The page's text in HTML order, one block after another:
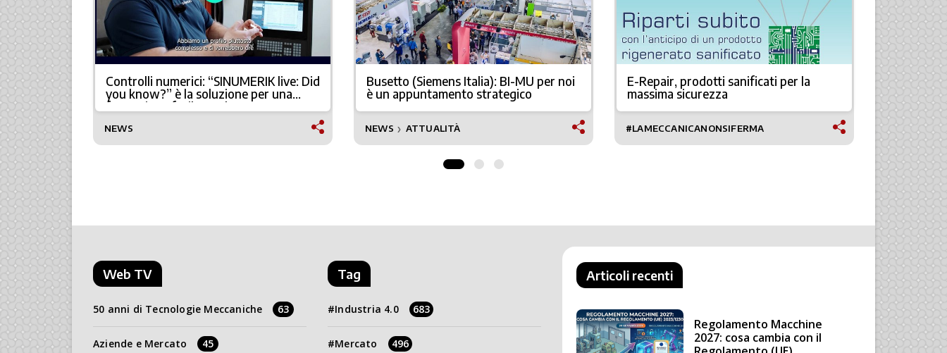
Controlli numerici: “SINUMERIK live: Did
you know?” è la soluzione per una
formazione facile e veloce
NEWS
Busetto (Siemens Italia): BI-MU per noi
è un appuntamento strategico
NEWS ❯ ATTUALITÀ
E-Repair, prodotti sanificati per la
massima sicurezza
#LAMECCANICANONSIFERMA
Siemens
Web TV
50 anni di Tecnologie Meccaniche 63
Aziende e Mercato 45
Tag
Industria 4.0 683
Mercato 496
Articoli recenti
Regolamento Macchine
2027: cosa cambia con il